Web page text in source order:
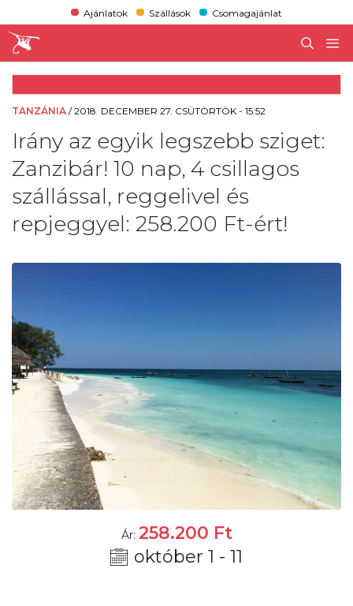
Ajánlatok Szállások Csomagajánlat
TANZÁNIA /2018. DECEMBER 27. CSÜTÖRTÖK - 15:52
Irány az egyik legszebb sziget:
Zanzibár! 10 nap, 4 csillagos
szállással, reggelivel és
repjeggyel: 258.200 Ft-ért!
Ár: 258.200 Ft
október 1 - 11